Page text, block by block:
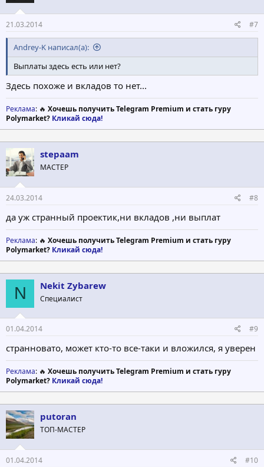
21.03.2014 #7
Andrey-K написал(а):
Выплаты здесь есть или нет?
Здесь похоже и вкладов то нет...
Реклама: 🔥 Хочешь получить Telegram Premium и стать гуру
Polymarket? Кликай сюда!
stepaam
МАСТЕР
24.03.2014 #8
да уж странный проектик,ни вкладов ,ни выплат
Реклама: 🔥 Хочешь получить Telegram Premium и стать гуру
Polymarket? Кликай сюда!
N Nekit Zybarew
Специалист
01.04.2014 #9
странновато, может кто-то все-таки и вложился, я уверен
Реклама: 🔥 Хочешь получить Telegram Premium и стать гуру
Polymarket? Кликай сюда!
putoran
ТОП-МАСТЕР
01.04.2014 #10